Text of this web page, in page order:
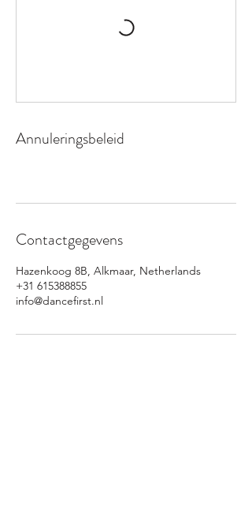
Annuleringsbeleid
Contactgegevens
Hazenkoog 8B, Alkmaar, Netherlands
+31 615388855
info@dancefirst.nl